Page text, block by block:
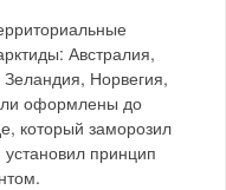
Австралия,
Норвегия,
оформлены до
который заморозил
принцип